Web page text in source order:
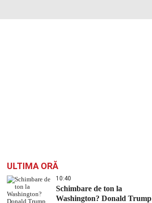
ULTIMA ORĂ
10:40
Schimbare de ton la
Washington? Donald Trump